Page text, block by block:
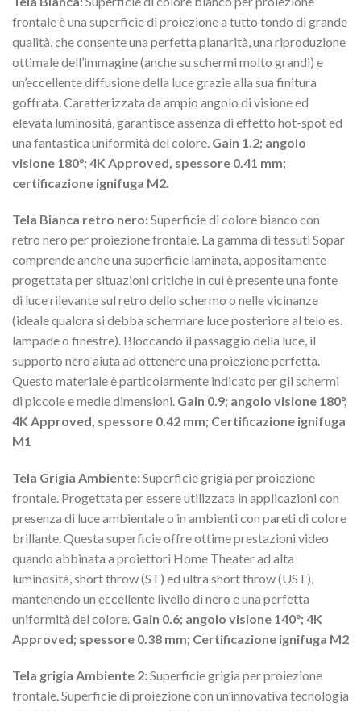
frontale è una superficie di proiezione a tutto tondo di grande
qualità, che consente una perfetta planarità, una riproduzione
ottimale dell’immagine (anche su schermi molto grandi) e
un’eccellente diffusione della luce grazie alla sua finitura
goffrata. Caratterizzata da ampio angolo di visione ed
elevata luminosità, garantisce assenza di effetto hot-spot ed
una fantastica uniformità del colore. Gain 1.2; angolo
visione 180°; 4K Approved, spessore 0.41 mm;
certificazione ignifuga M2.
Tela Bianca retro nero:Superficie di colore bianco con
retro nero per proiezione frontale. La gamma di tessuti Sopar
comprende anche una superficie laminata, appositamente
progettata per situazioni critiche in cui è presente una fonte
di luce rilevante sul retro dello schermo o nelle vicinanze
(ideale qualora si debba schermare luce posteriore al telo es.
lampade o finestre). Bloccando il passaggio della luce, il
supporto nero aiuta ad ottenere una proiezione perfetta.
Questo materiale è particolarmente indicato per gli schermi
di piccole e medie dimensioni. Gain 0.9; angolo visione 180°,
4K Approved, spessore 0.42 mm; Certificazione ignifuga
M1
Tela Grigia Ambiente:Superficie grigia per proiezione
frontale. Progettata per essere utilizzata in applicazioni con
presenza di luce ambientale o in ambienti con pareti di colore
brillante. Questa superficie offre ottime prestazioni video
quando abbinata a proiettori Home Theater ad alta
luminosità, short throw (ST) ed ultra short throw (UST),
mantenendo un eccellente livello di nero e una perfetta
uniformità del colore. Gain 0.6; angolo visione 140°; 4K
Approved; spessore 0.38 mm; Certificazione ignifuga M2
Tela grigia Ambiente 2:Superficie grigia per proiezione
frontale. Superficie di proiezione con un’innovativa tecnologia